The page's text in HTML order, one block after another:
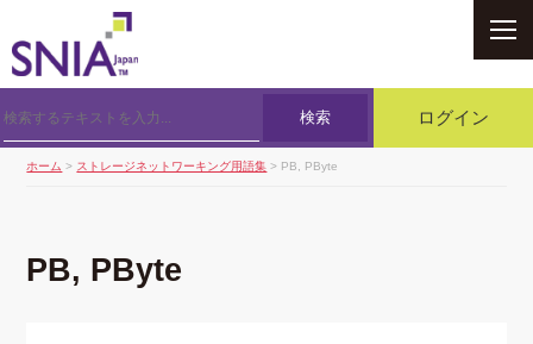
検索 ログイン
ホーム > ストレージネットワーキング用語集 > PB, PByte
PB, PByte